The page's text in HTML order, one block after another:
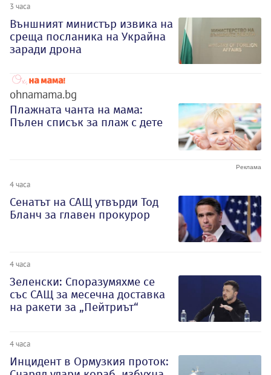
3 часа
Външният министър извика на
среща посланика на Украйна
заради дрона
ohnamama.bg
Плажната чанта на мама:
Пълен списък за плаж с дете
4 часа
Сенатът на САЩ утвърди Тод
Бланч за главен прокурор
4 часа
Зеленски: Споразумяхме се
със САЩ за месечна доставка
на ракети за „Пейтриът“
4 часа
Инцидент в Ормузкия проток: